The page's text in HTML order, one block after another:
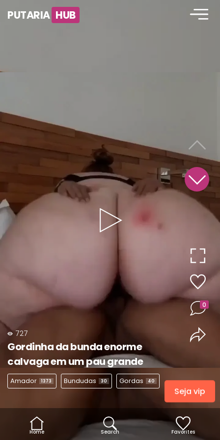
PUTARIA HUB
Play
Video
727
Gordinha da bunda enorme
calvaga em um pau grande
Amador 1373 Bundudas 30 Gordas 40
0
Home Search Favorites
Seja vip